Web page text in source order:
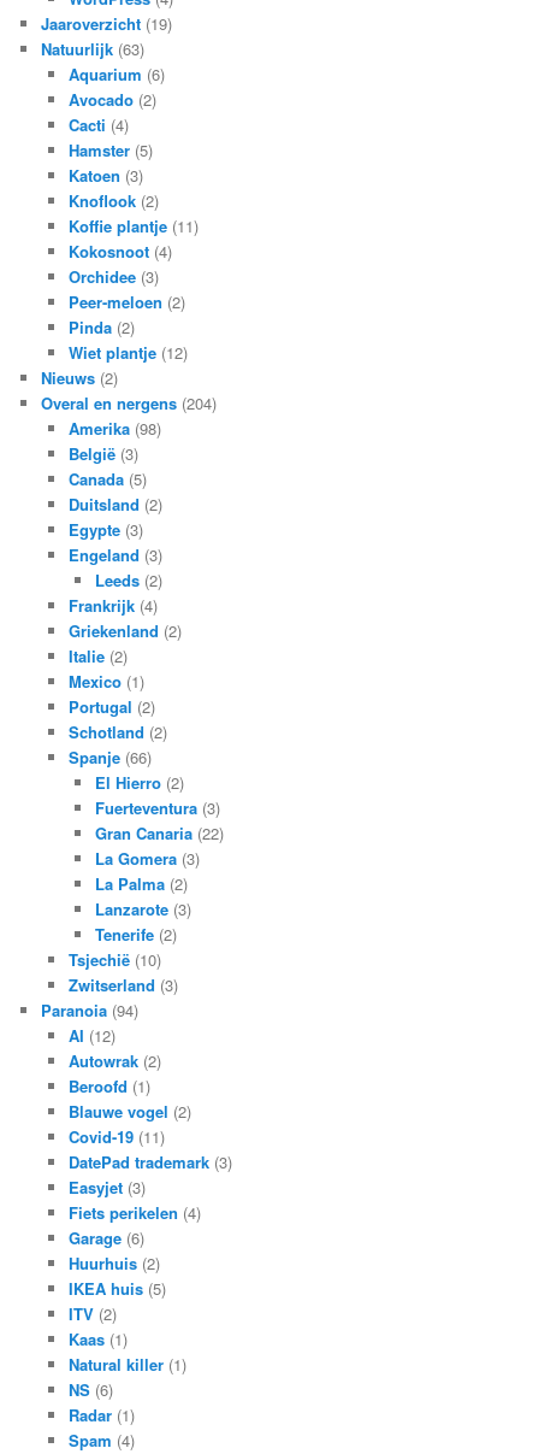
Jaaroverzicht (19)
Natuurlijk (63)
Aquarium (6)
Avocado(2)
Cacti (4)
Hamster(5)
Katoen (3)
Knoflook(2)
Koffie plantje(11)
Kokosnoot(4)
Orchidee(3)
Peer-meloen (2)
Pinda(2)
Wiet plantje(12)
Nieuws (2)
Overal en nergens (204)
Amerika(98)
België(3)
Canada(5)
Duitsland (2)
Egypte(3)
Engeland (3)
Leeds (2)
Frankrijk(4)
Griekenland (2)
Italie(2)
Mexico(1)
Portugal (2)
Schotland (2)
Spanje(66)
El Hierro (2)
Fuerteventura (3)
Gran Canaria (22)
La Gomera (3)
La Palma (2)
Lanzarote (3)
Tenerife (2)
Tsjechië(10)
Zwitserland (3)
Paranoia (94)
AI (12)
Autowrak(2)
Beroofd (1)
Blauwe vogel (2)
Covid-19(11)
DatePad trademark(3)
Easyjet(3)
Fiets perikelen (4)
Garage(6)
Huurhuis(2)
IKEA huis(5)
ITV(2)
Kaas(1)
Natural killer(1)
NS(6)
Radar(1)
Spam (4)